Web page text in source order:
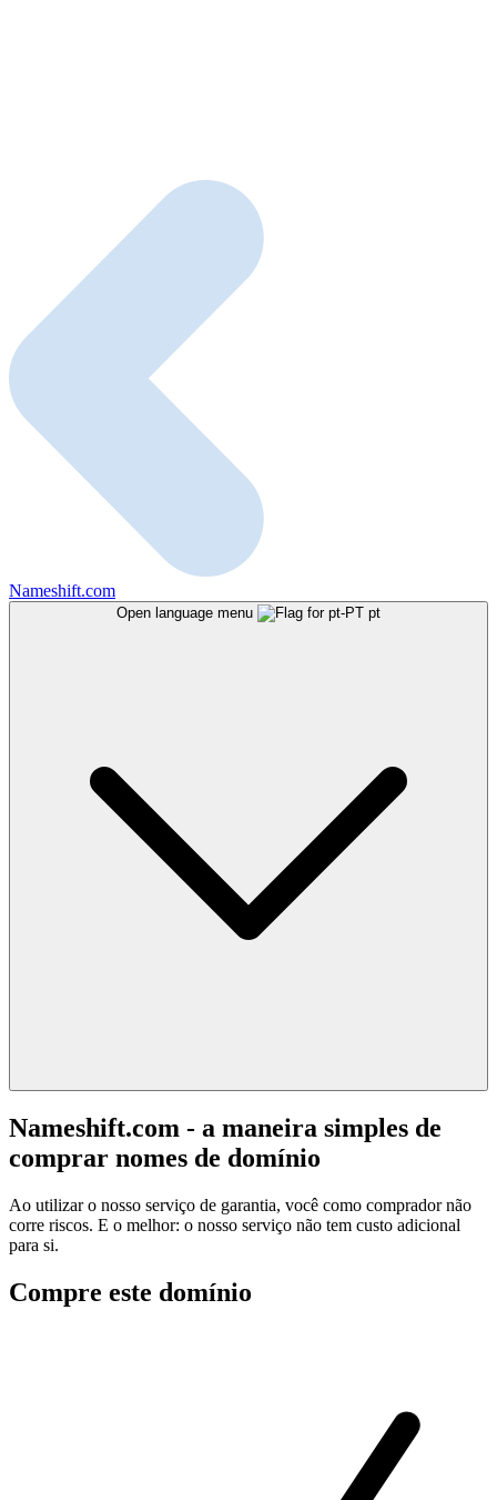
Nameshift.com
Open language menu pt
Nameshift.com - a maneira simples de
comprar nomes de domínio
Ao utilizar o nosso serviço de garantia, você como comprador não
corre riscos. E o melhor: o nosso serviço não tem custo adicional
para si.
Compre este domínio